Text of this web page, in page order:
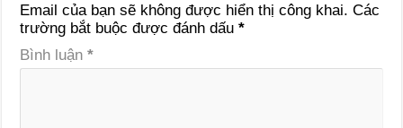
Email của bạn sẽ không được hiển thị công khai. Các
trường bắt buộc được đánh dấu*
Bình luận*